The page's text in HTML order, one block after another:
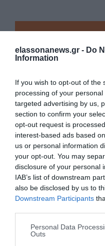
elassonanews.gr - Do
Information
If you wish to opt-out of the
processing of your
targeted advertising by us,
section to confirm your
opt-out request is
interest-based ads based
us or personal information
your opt-out. You may
disclosure of your personal
IAB’s list of downstream
also be disclosed by us to
Downstream Participants
Personal Data
Outs
Για να παρέχουμε την καλύτερη
cookies για την αποθήκευση ή/
Η συγκατάθεση για τις εν λόγω
επεξεργαστούμε δεδομένα
περιήγησης ή μοναδικά
συγκατάθεση ή η ανάκληση της
αρνητικά ορισμένες λειτουργίες